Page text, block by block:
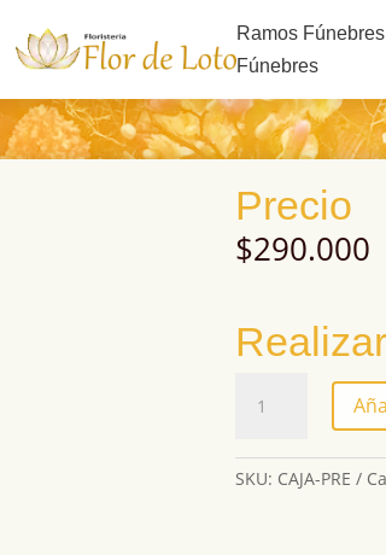
Ramos
Fúnebres
Precio
$290.000
PRE
SKU: CAJA-PRE